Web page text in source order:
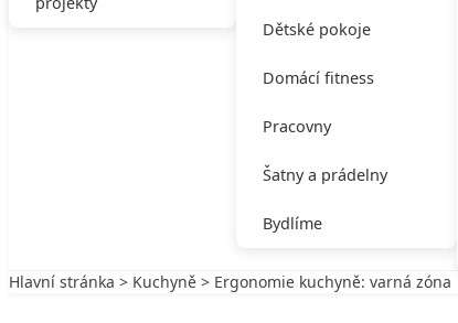
Dětské pokoje
Domácí fitness
Pracovny
Šatny a prádelny
Bydlíme
Hlavní stránka > Kuchyně > Ergonomie kuchyně: varná zóna